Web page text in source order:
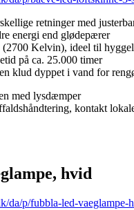
retninger med
energi end glødepærer
Kelvin), ideel til
på ca. 25.000 timer
klud dyppet i vand for
med lysdæmper
kontakt
hvid
da/p/fubbla-led-vaeglampe-